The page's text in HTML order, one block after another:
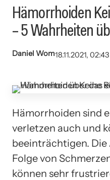
Hämorrhoiden
– 5 Wahrheiten
Daniel Wom18.11.2021,
Hämorrhoiden sind
verletzen auch und
beeinträchtigen.
Folge von
können sehr